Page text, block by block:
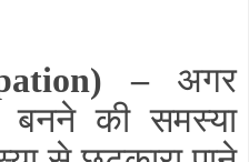
– अगर
की समस्या